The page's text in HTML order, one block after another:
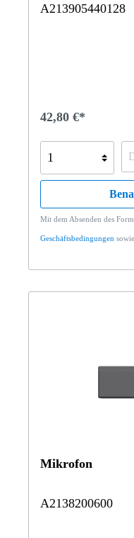
A213905440128
42,80 €*
Mit dem Absenden des
Geschäftsbedingungen
Mikrofon
A2138200600